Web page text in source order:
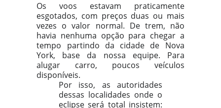
Os voos estavam praticamente
esgotados, com preços duas ou mais
vezes o valor normal. De trem, não
havia nenhuma opção para chegar a
tempo partindo da cidade de Nova
York, base da nossa equipe. Para
alugar carro, poucos veículos
disponíveis.
Por isso, as autoridades
dessas localidades onde o
eclipse será total insistem: